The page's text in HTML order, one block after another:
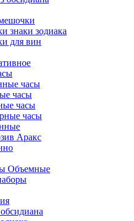
знаки зодиака
для вин
часы
часы
часы
часы
Аракс
Объемные